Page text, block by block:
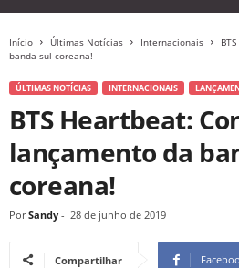
Início Últimas Notícias Internacionais
banda sul-coreana!
ÚLTIMAS NOTÍCIAS INTERNACIONAIS
BTS Heartbeat:
lançamento da
coreana!
Por Sandy - 28 de junho de 2019
Compartilhar